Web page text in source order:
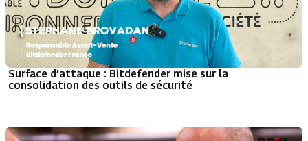
Surface d’attaque : Bitdefender mise sur la
consolidation des outils de sécurité